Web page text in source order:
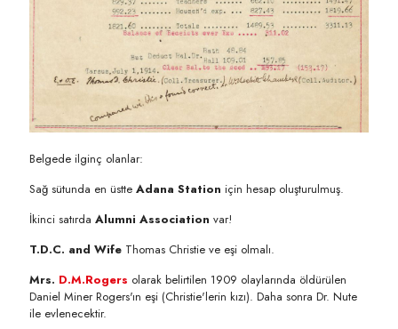
Belgede ilginç olanlar:
Sağ sütunda en üstte Adana Station için hesap oluşturulmuş.
İkinci satırda Alumni Association var!
T.D.C. and Wife Thomas Christie ve eşi olmalı.
Mrs. D.M.Rogers olarak belirtilen 1909 olaylarında öldürülen
Daniel Miner Rogers'ın eşi (Christie'lerin kızı). Daha sonra Dr. Nute
ile evlenecektir.